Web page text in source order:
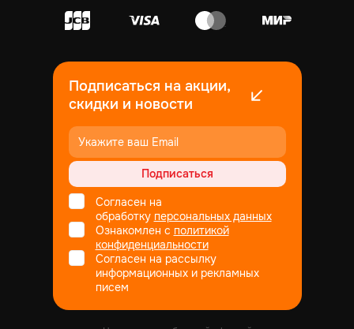
Подписаться на акции,
скидки и новости
Подписаться
Согласен на
обработку персональных данных
Ознакомлен с политикой
конфиденциальности
Согласен на рассылку
информационных и рекламных
писем